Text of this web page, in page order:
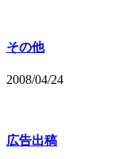
その他
2008/04/24
広告出稿